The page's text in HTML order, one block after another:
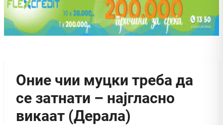
Оние чии муцки треба да
се затнати – најгласно
викаат (Дерала)